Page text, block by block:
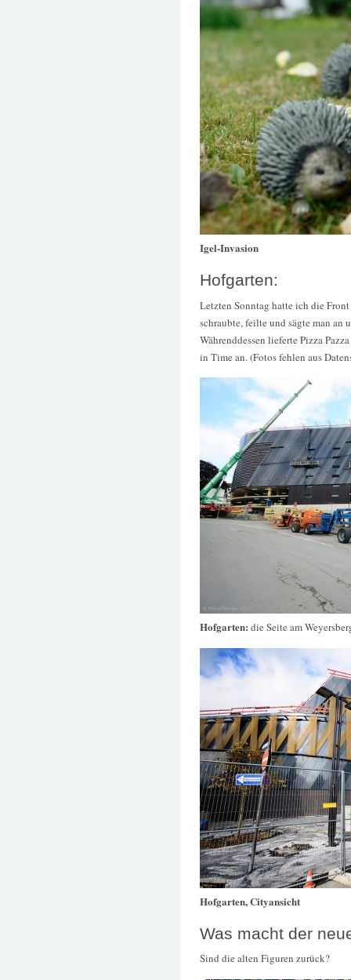
Igel-Invasion
Hofgarten:
Letzten Sonntag hatte ich die
schraubte, feilte und sägte man an
Währenddessen lieferte Pizza
in Time an. (Fotos fehlen aus
Hofgarten: die Seite am
Hofgarten, Cityansicht
Was macht der
Sind die alten Figuren zurück?